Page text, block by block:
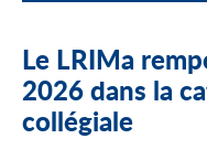
Le LRIMa
2026 dans la
collégiale